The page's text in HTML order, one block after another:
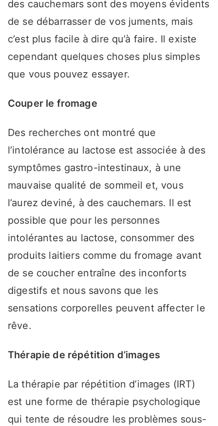
des cauchemars sont des moyens évidents
de se débarrasser de vos juments, mais
c’est plus facile à dire qu’à faire. Il existe
cependant quelques choses plus simples
que vous pouvez essayer.
Couper le fromage
Des recherches ont montré que
l’intolérance au lactose est associée à des
symptômes gastro-intestinaux, à une
mauvaise qualité de sommeil et, vous
l’aurez deviné, à des cauchemars. Il est
possible que pour les personnes
intolérantes au lactose, consommer des
produits laitiers comme du fromage avant
de se coucher entraîne des inconforts
digestifs et nous savons que les
sensations corporelles peuvent affecter le
rêve.
Thérapie de répétition d’images
La thérapie par répétition d’images (IRT)
est une forme de thérapie psychologique
qui tente de résoudre les problèmes sous-